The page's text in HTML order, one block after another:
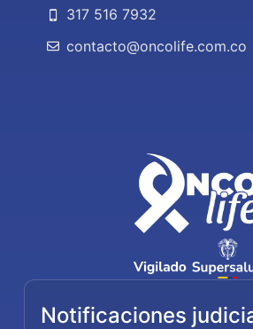
Notificaciones
317 516 7932
contacto@oncolife.com.co